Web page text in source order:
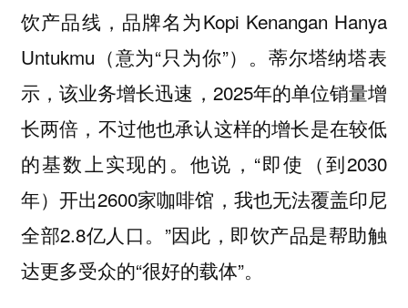
饮产品线，品牌名为Kopi Kenangan Hanya
Untukmu（意为“只为你”）。蒂尔塔纳塔表
示，该业务增长迅速，2025年的单位销量增
长两倍，不过他也承认这样的增长是在较低
的基数上实现的。他说，“即使（到2030
年）开出2600家咖啡馆，我也无法覆盖印尼
全部2.8亿人口。”因此，即饮产品是帮助触
达更多受众的“很好的载体”。